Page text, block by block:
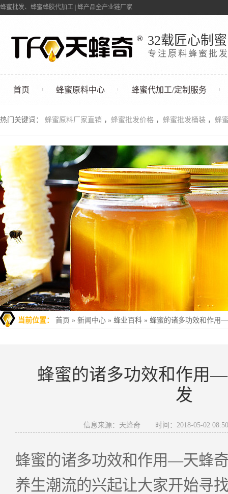
蜂蜜批发、蜂蜜蜂胶代加工 | 蜂产品全产业链厂家
32载匠心制蜜
专注原料蜂蜜批
首页 蜂蜜原料中心 蜂蜜代加工/定制服务
联系我们
热门关键词： 蜂蜜原料厂家直销 ， 蜂蜜批发价格 ， 蜂蜜批发桶装 ， 蜂
当前位置： 首页 » 新闻中心 » 蜂业百科 » 蜂蜜的诸多功效和作用
蜂蜜的诸多功效和作用
发
信息来源：天蜂奇 时间：2018-05-02
蜂蜜的诸多功效和作用—天蜂
养生潮流的兴起让大家开始寻